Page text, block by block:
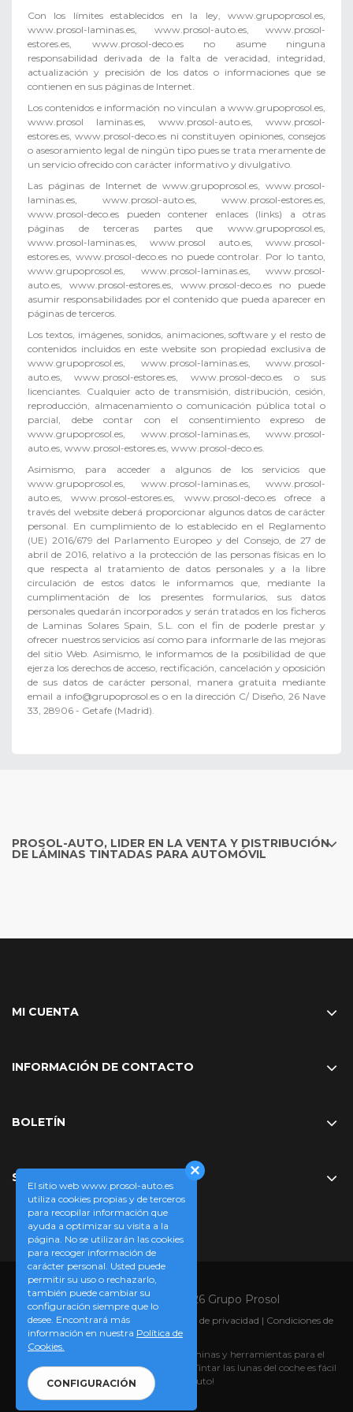
Con los límites establecidos en la ley, www.grupoprosol.es,
www.prosol-laminas.es, www.prosol-auto.es, www.prosol-
estores.es, www.prosol-deco.es no asume ninguna
responsabilidad derivada de la falta de veracidad, integridad,
actualización y precisión de los datos o informaciones que se
contienen en sus páginas de Internet.
Los contenidos e información no vinculan a www.grupoprosol.es,
www.prosol laminas.es, www.prosol-auto.es, www.prosol-
estores.es, www.prosol-deco.es ni constituyen opiniones, consejos
o asesoramiento legal de ningún tipo pues se trata meramente de
un servicio ofrecido con carácter informativo y divulgativo.
Las páginas de Internet de www.grupoprosol.es, www.prosol-
laminas.es, www.prosol-auto.es, www.prosol-estores.es,
www.prosol-deco.es pueden contener enlaces (links) a otras
páginas de terceras partes que www.grupoprosol.es,
www.prosol-laminas.es, www.prosol auto.es, www.prosol-
estores.es, www.prosol-deco.es no puede controlar. Por lo tanto,
www.grupoprosol.es, www.prosol-laminas.es, www.prosol-
auto.es, www.prosol-estores.es, www.prosol-deco.es no puede
asumir responsabilidades por el contenido que pueda aparecer en
páginas de terceros.
Los textos, imágenes, sonidos, animaciones, software y el resto de
contenidos incluidos en este website son propiedad exclusiva de
www.grupoprosol.es, www.prosol-laminas.es, www.prosol-
auto.es, www.prosol-estores.es, www.prosol-deco.es o sus
licenciantes. Cualquier acto de transmisión, distribución, cesión,
reproducción, almacenamiento o comunicación pública total o
parcial, debe contar con el consentimiento expreso de
www.grupoprosol.es, www.prosol-laminas.es, www.prosol-
auto.es, www.prosol-estores.es, www.prosol-deco.es.
Asimismo, para acceder a algunos de los servicios que
www.grupoprosol.es, www.prosol-laminas.es, www.prosol-
auto.es, www.prosol-estores.es, www.prosol-deco.es ofrece a
través del website deberá proporcionar algunos datos de carácter
personal. En cumplimiento de lo establecido en el Reglamento
(UE) 2016/679 del Parlamento Europeo y del Consejo, de 27 de
abril de 2016, relativo a la protección de las personas físicas en lo
que respecta al tratamiento de datos personales y a la libre
circulación de estos datos le informamos que, mediante la
cumplimentación de los presentes formularios, sus datos
personales quedarán incorporados y serán tratados en los ficheros
de Laminas Solares Spain, S.L. con el fin de poderle prestar y
ofrecer nuestros servicios así como para informarle de las mejoras
del sitio Web. Asimismo, le informamos de la posibilidad de que
ejerza los derechos de acceso, rectificación, cancelación y oposición
de sus datos de carácter personal, manera gratuita mediante
email a info@grupoprosol.eso en la dirección C/ Diseño, 26 Nave
33, 28906 - Getafe (Madrid).
PROSOL-AUTO, LIDER EN LA VENTA Y DISTRIBUCIÓN
DE LÁMINAS TINTADAS PARA AUTOMÓVIL
MI CUENTA
INFORMACIÓN DE CONTACTO
BOLETÍN
SÍGUENOS EN
Copyright © 2008-2026 Grupo Prosol
Aviso legal|Política de cookies Política de privacidad | Condiciones de
compra
Prosol-auto.es, su tienda online de láminas y herramientas para el
tintado de lunas de coche o furgoneta. ¡Tintar las lunas del coche es fácil
con Prosol-auto!
El sitio web www.prosol-auto.es
utiliza cookies propias y de terceros
para recopilar información que
ayuda a optimizar su visita a la
página. No se utilizarán las cookies
para recoger información de
carácter personal. Usted puede
permitir su uso o rechazarlo,
también puede cambiar su
configuración siempre que lo
desee. Encontrará más
información en nuestra Política de
Cookies.
CONFIGURACIÓN